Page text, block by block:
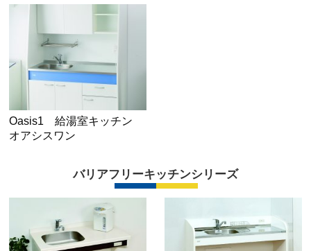
Oasis1 給湯室キッチン
オアシスワン
バリアフリーキッチンシリーズ